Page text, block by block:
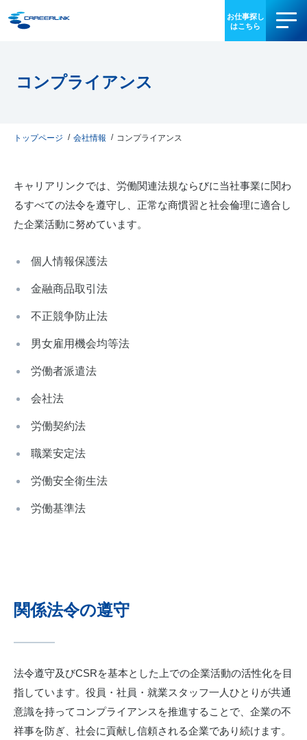
お役立ち情報
IR情報
03-3340-5077
お問い合わせ
コンプライアンス
トップページ 会社情報 コンプライアンス
キャリアリンクでは、労働関連法規ならびに当社事業に関わ
るすべての法令を遵守し、正常な商慣習と社会倫理に適合し
た企業活動に努めています。
個人情報保護法
金融商品取引法
不正競争防止法
男女雇用機会均等法
労働者派遣法
会社法
労働契約法
職業安定法
労働安全衛生法
労働基準法
関係法令の遵守
法令遵守及びCSRを基本とした上での企業活動の活性化を目
指しています。役員・社員・就業スタッフ一人ひとりが共通
意識を持ってコンプライアンスを推進することで、企業の不
祥事を防ぎ、社会に貢献し信頼される企業であり続けます。